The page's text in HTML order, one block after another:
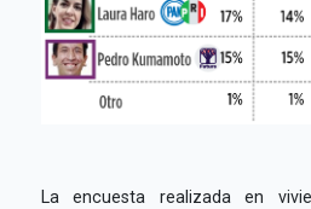
La encuesta realizada en